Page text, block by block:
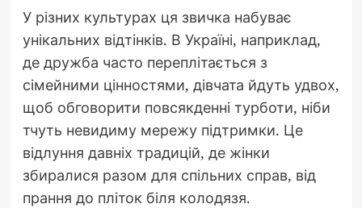
У різних культурах ця звичка набуває
унікальних відтінків. В Україні, наприклад,
де дружба часто переплітається з
сімейними цінностями, дівчата йдуть удвох,
щоб обговорити повсякденні турботи, ніби
тчуть невидиму мережу підтримки. Це
відлуння давніх традицій, де жінки
збиралися разом для спільних справ, від
прання до пліток біля колодязя.